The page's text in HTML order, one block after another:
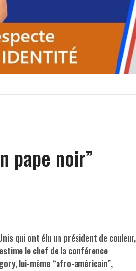
pape noir”
qui ont élu un président de couleur,
le chef de la conférence
lui-même “afro-américain”,